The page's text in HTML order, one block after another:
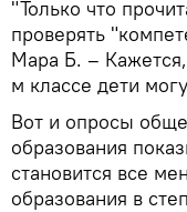
"Только что
проверять
Мара Б. –
м классе дети
Вот и опросы
образования
становится все
образования в